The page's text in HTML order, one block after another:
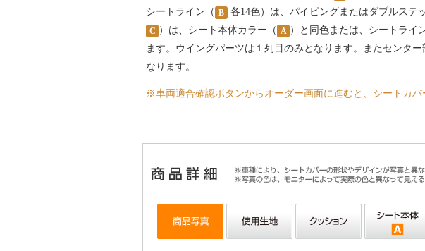
シートライン（ B 各14色）は、パイピングまたはダブルステ
C ）は、シート本体カラー（ A ）と同色または、シートライ
ます。ウイングパーツは１列目のみとなります。またセンタ
なります。
※車両適合確認ボタンからオーダー画面に進むと、シートカバ